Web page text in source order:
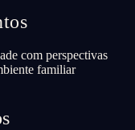
com perspectivas
familiar